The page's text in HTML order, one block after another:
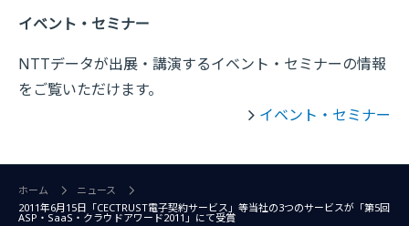
イベント・セミナー
NTTデータが出展・講演するイベント・セミナーの情報
をご覧いただけます。
イベント・セミナー
ホーム
ニュース
2011年6月15日「CECTRUST電子契約サービス」等当社の3つのサービスが「第5回
ASP・SaaS・クラウドアワード2011」にて受賞